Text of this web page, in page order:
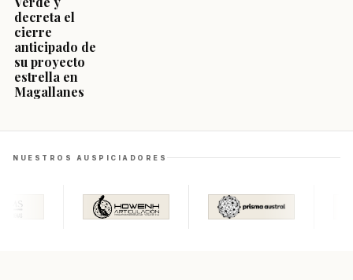
decreta el
cierre
anticipado de
su proyecto
estrella en
Magallanes
NUESTROS AUSPICIADORES